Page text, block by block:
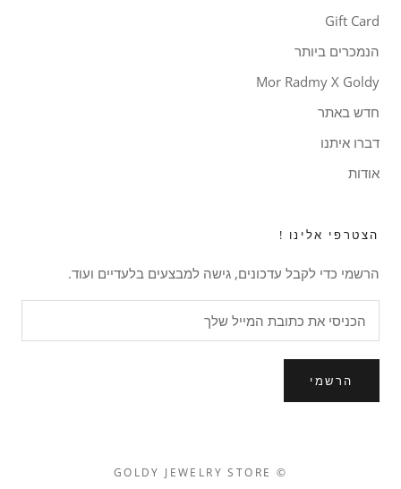
Gift Card
הנמכרים ביותר
Mor Radmy X Goldy
חדש באתר
דברו איתנו
אודות
הצטרפי אלינו !
הרשמי כדי לקבל עדכונים, גישה למבצעים בלעדיים ועוד.
הרשמי
© GOLDY JEWELRY STORE